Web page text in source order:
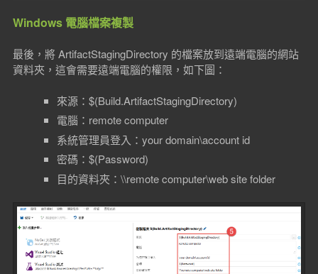
Windows 電腦檔案複製
最後，將 ArtifactStagingDirectory 的檔案放到遠端電腦的網站
資料夾，這會需要遠端電腦的權限，如下圖：
來源：$(Build.ArtifactStagingDirectory)
電腦：remote computer
系統管理員登入：your domain\account id
密碼：$(Password)
目的資料夾：\\remote computer\web site folder